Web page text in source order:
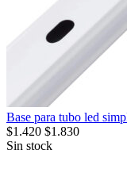
Base para tubo led
$1.420 $1.830
Sin stock